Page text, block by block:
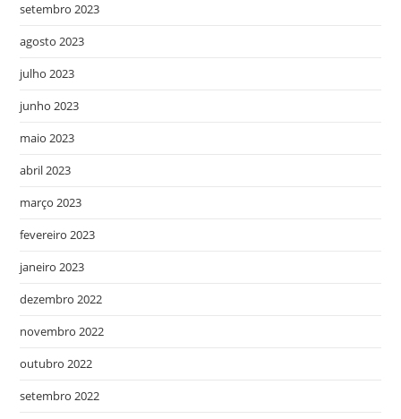
setembro 2023
agosto 2023
julho 2023
junho 2023
maio 2023
abril 2023
março 2023
fevereiro 2023
janeiro 2023
dezembro 2022
novembro 2022
outubro 2022
setembro 2022